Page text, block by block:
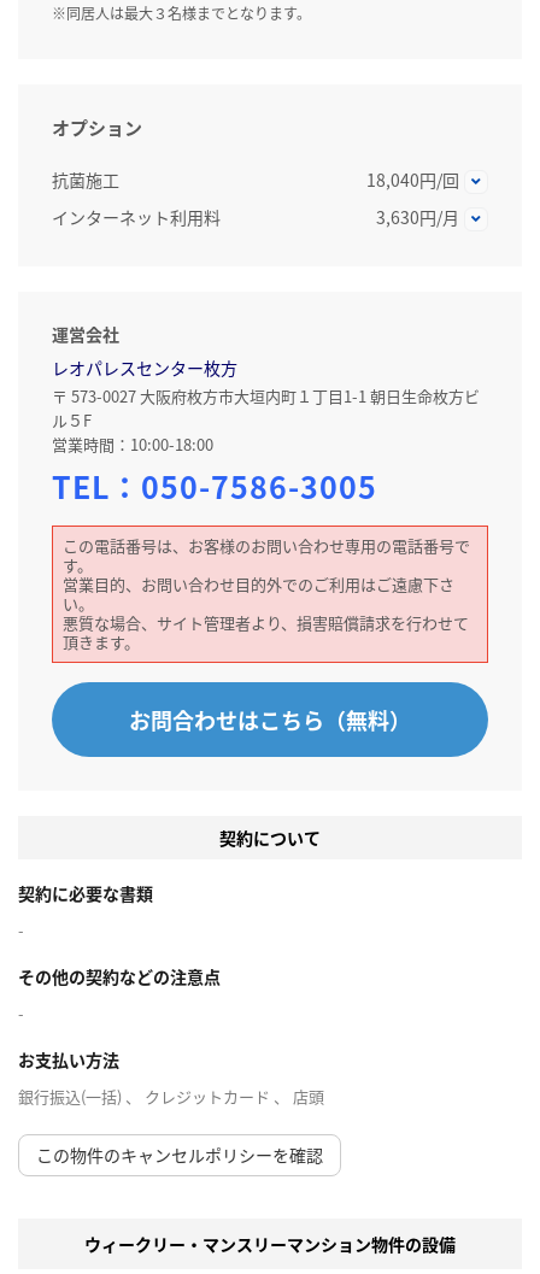
※同居人は最大３名様までとなります。
オプション
抗菌施工
18,040円/回
インターネット利用料
3,630円/月
運営会社
レオパレスセンター枚方
〒 573-0027 大阪府枚方市大垣内町１丁目1-1 朝日生命枚方ビ
ル５F
営業時間：10:00-18:00
TEL： 050-7586-3005
この電話番号は、お客様のお問い合わせ専用の電話番号で
す。
営業目的、お問い合わせ目的外でのご利用はご遠慮下さ
い。
悪質な場合、サイト管理者より、損害賠償請求を行わせて
頂きます。
お問合わせはこちら（無料）
契約について
契約に必要な書類
-
その他の契約などの注意点
-
お支払い方法
銀行振込(一括) 、 クレジットカード 、 店頭
この物件のキャンセルポリシーを確認
ウィークリー・マンスリーマンション物件の設備